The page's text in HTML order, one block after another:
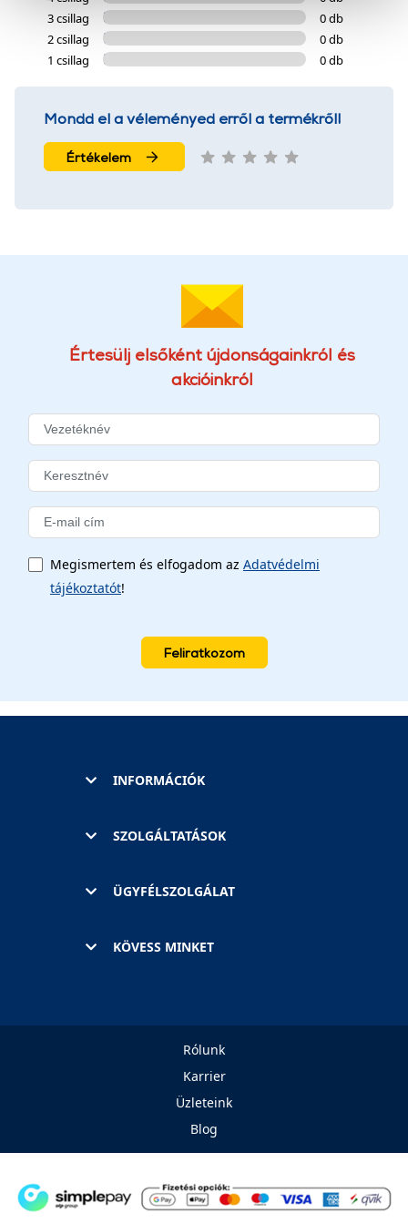
cookie-k személyazonosítására nem alkalmasak,
szolgáltatásaink biztosításához szükségesek. Az oldal
használatával Ön elfogadja a cookie-k használatát.
3 csillag
0 db
2 csillag
0 db
1 csillag
0 db
Mondd el a véleményed erről a termékről!
Értékelem
Értesülj elsőként újdonságainkról és
akcióinkról
Megismertem és elfogadom az Adatvédelmi
tájékoztatót!
Feliratkozom
INFORMÁCIÓK
SZOLGÁLTATÁSOK
ÜGYFÉLSZOLGÁLAT
KÖVESS MINKET
Rólunk
Karrier
Üzleteink
Blog